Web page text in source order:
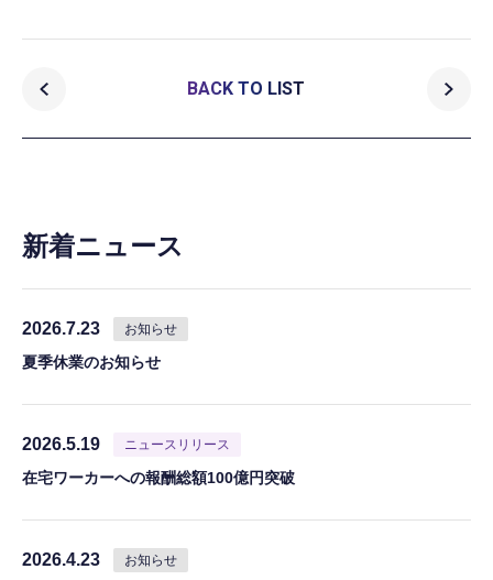
BACK TO LIST
新着ニュース
2026.7.23 お知らせ
夏季休業のお知らせ
2026.5.19 ニュースリリース
在宅ワーカーへの報酬総額100億円突破
2026.4.23 お知らせ